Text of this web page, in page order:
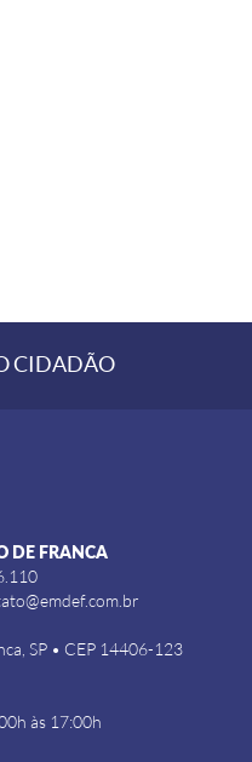
CIDADÃO
DE FRANCA
SP • CEP 14406-123
às 17:00h